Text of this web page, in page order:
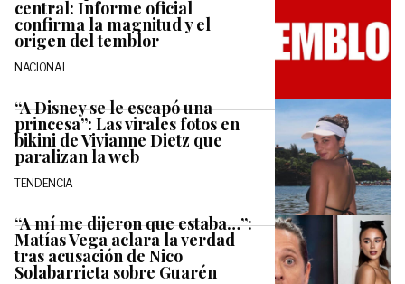
central: Informe oficial
confirma la magnitud y el
origen del temblor
NACIONAL
“A Disney se le escapó una
princesa”: Las virales fotos en
bikini de Vivianne Dietz que
paralizan la web
TENDENCIA
“A mí me dijeron que estaba…”:
Matías Vega aclara la verdad
tras acusación de Nico
Solabarrieta sobre Guarén